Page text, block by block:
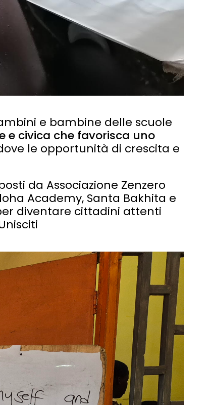
e bambine delle scuole
e civica che favorisca uno
le opportunità di crescita e
da Associazione Zenzero
Academy, Santa Bakhita e
diventare cittadini attenti